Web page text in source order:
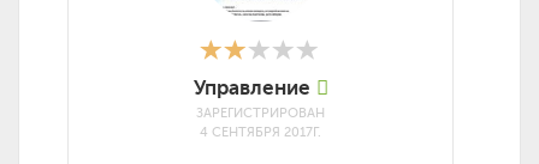
Управление
ЗАРЕГИСТРИРОВАН
4 СЕНТЯБРЯ 2017Г.